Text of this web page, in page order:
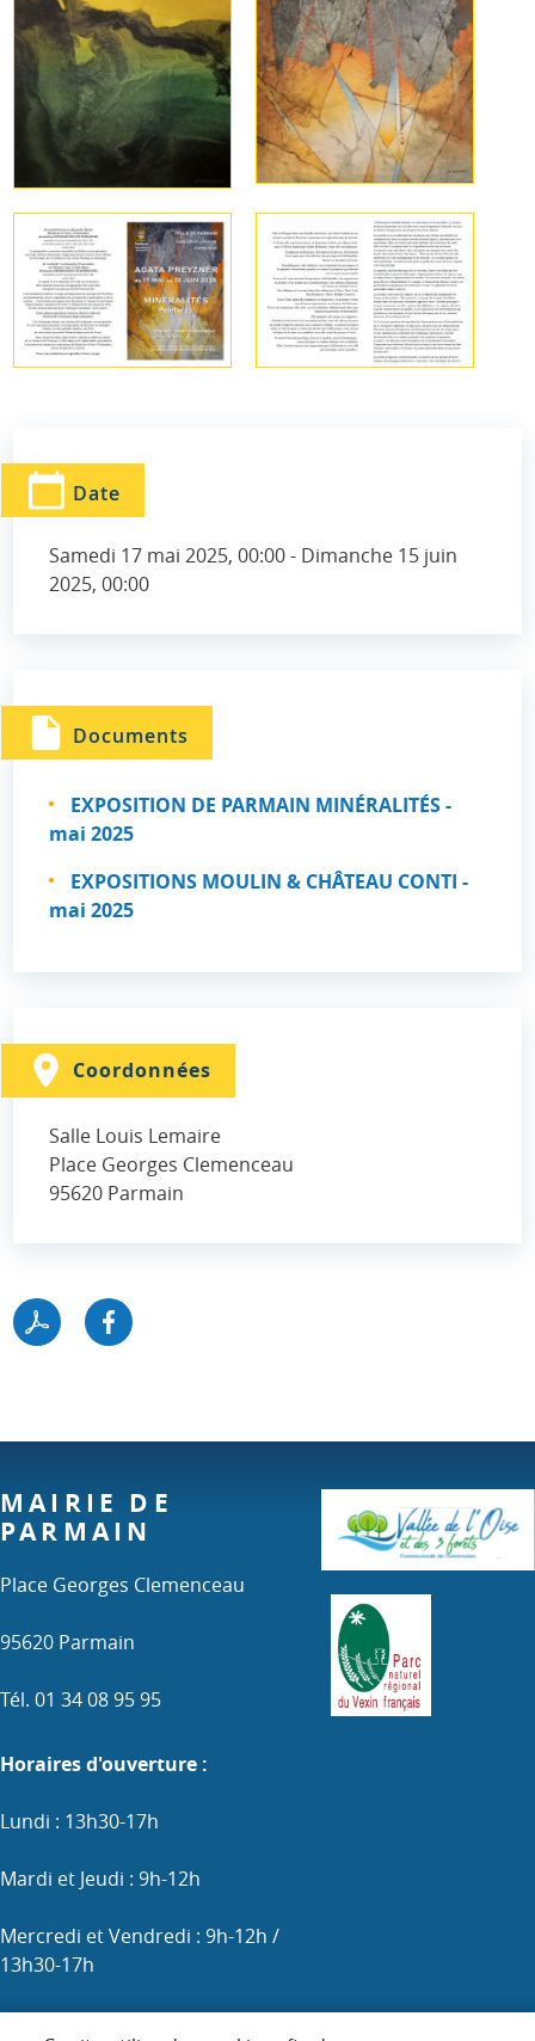
Date
Samedi 17 mai 2025, 00:00- Dimanche 15 juin
2025, 00:00
Documents
EXPOSITION DE PARMAIN MINÉRALITÉS -
mai 2025
EXPOSITIONS MOULIN & CHÂTEAU CONTI -
mai 2025
Coordonnées
Salle Louis Lemaire
Place Georges Clemenceau
95620 Parmain
MAIRIE DE
PARMAIN
Place Georges Clemenceau
95620 Parmain
Tél. 01 34 08 95 95
Horaires d'ouverture :
Lundi : 13h30-17h
Mardi et Jeudi : 9h-12h
Mercredi et Vendredi : 9h-12h /
13h30-17h